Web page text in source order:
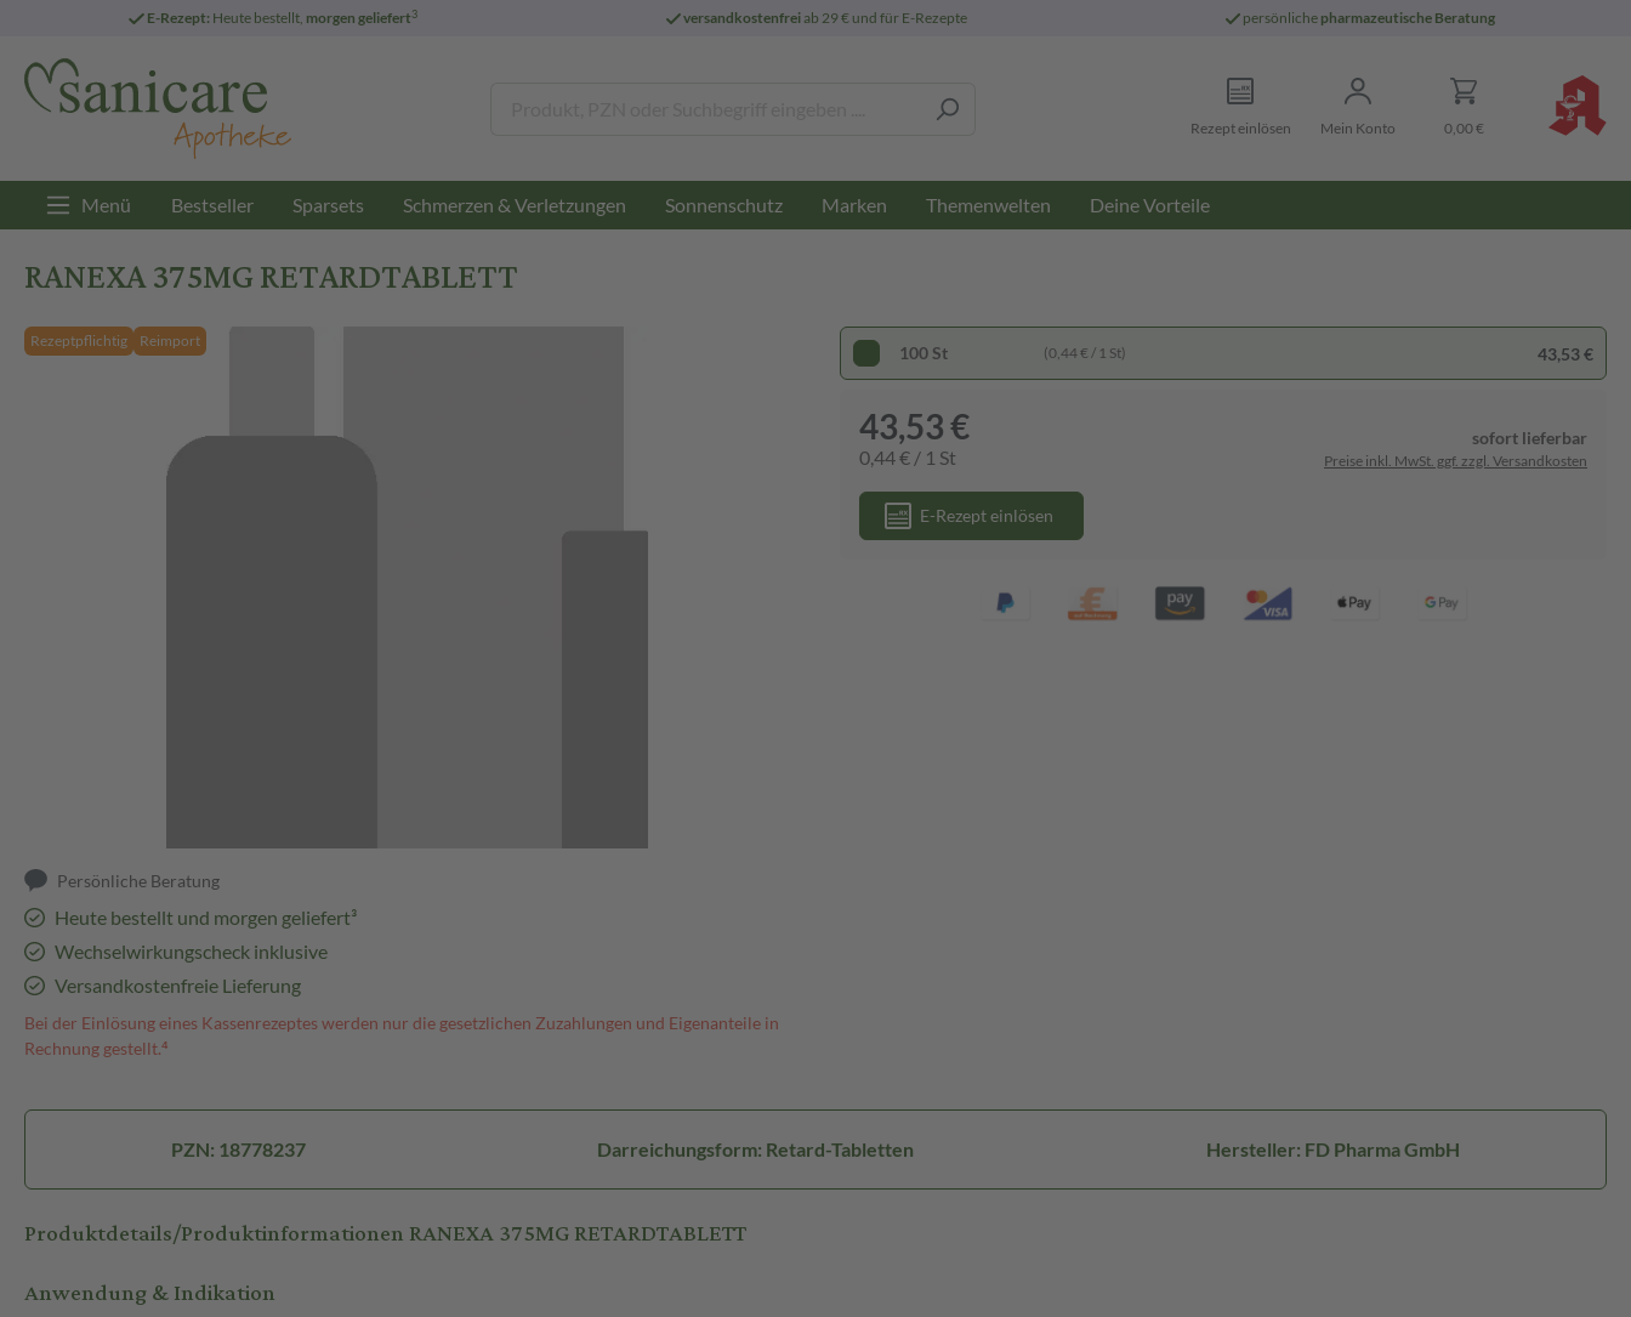
E-Rezept: Heute bestellt, morgen geliefert3 versandkostenfreiab 29 € und für E-Rezepte persönliche pharmazeutische Beratung
Rezept einlösen Mein Konto 0,00 €
Menü Bestseller Sparsets Schmerzen & Verletzungen Sonnenschutz Marken Themenwelten Deine Vorteile
RANEXA 375MG RETARDTABLETT
Rezeptpflichtig Reimport
Persönliche Beratung
Heute bestellt und morgen geliefert³
Wechselwirkungscheck inklusive
Versandkostenfreie Lieferung
Bei der Einlösung eines Kassenrezeptes werden nur die gesetzlichen Zuzahlungen und Eigenanteile in
Rechnung gestellt.⁴
100 St (0,44 € / 1 St) 43,53 €
43,53 €
0,44 € / 1 St
sofort lieferbar
Preise inkl. MwSt. ggf. zzgl. Versandkosten
E-Rezept einlösen
PZN: 18778237 Darreichungsform: Retard-Tabletten Hersteller: FD Pharma GmbH
Produktdetails/Produktinformationen RANEXA 375MG RETARDTABLETT
Anwendung & Indikation